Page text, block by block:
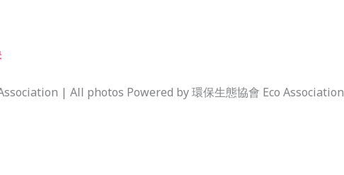
| All photos Powered by 環保生態協會 Eco Association